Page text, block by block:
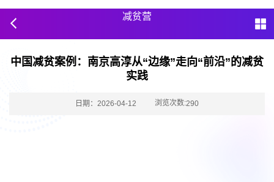
减贫营
中国减贫案例：南京高淳从“边缘”走向“前沿”的减贫
实践
日期：2026-04-12 浏览次数:290